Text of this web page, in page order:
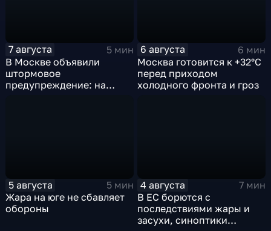
7 августа
5 мин
В Москве объявили
штормовое
предупреждение: на
6 августа
6 мин
Москва готовится к +32°C
перед приходом
холодного фронта и гроз
5 августа
5 мин
Жара на юге не сбавляет
обороны
4 августа
7 мин
В ЕС борются с
последствиями жары и
засухи, синоптики